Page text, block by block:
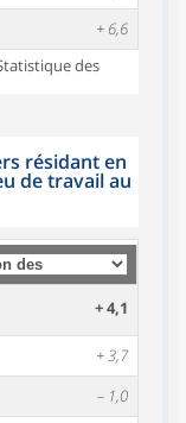
+ 6,6
des
résidant en
de travail au
+ 4,1
+ 3,7
– 1,0